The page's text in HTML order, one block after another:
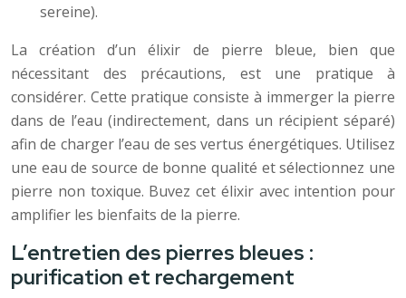
sereine).
La création d’un élixir de pierre bleue, bien que
nécessitant des précautions, est une pratique à
considérer. Cette pratique consiste à immerger la pierre
dans de l’eau (indirectement, dans un récipient séparé)
afin de charger l’eau de ses vertus énergétiques. Utilisez
une eau de source de bonne qualité et sélectionnez une
pierre non toxique. Buvez cet élixir avec intention pour
amplifier les bienfaits de la pierre.
L’entretien des pierres bleues :
purification et rechargement